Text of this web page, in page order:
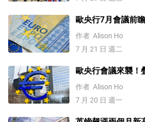
歐央行7月會議前
9月可能升息？
作者 Alison Ho
7 月 21 日 週二
歐央行會議來襲！
何去何從？【外匯
作者 Alison Ho
7 月 20 日 週一